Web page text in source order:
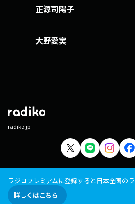
正源司陽子
大野愛実
radiko.jp
ラジコプレミアムに登録すると日本全国の
詳しくはこちら